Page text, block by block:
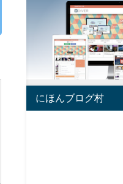
にほんブログ村